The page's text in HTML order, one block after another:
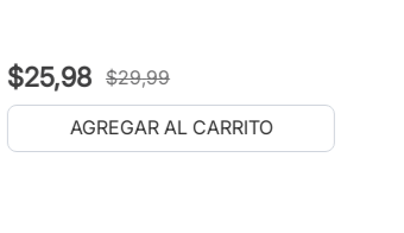
$25,98 $29,99
AGREGAR AL CARRITO